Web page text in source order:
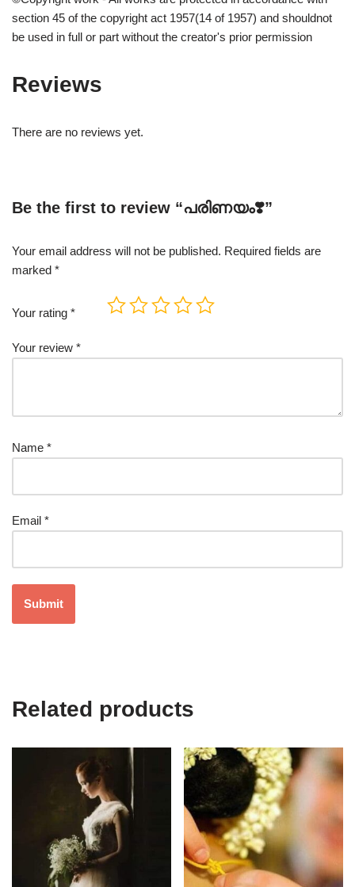
section 45 of the copyright act 1957(14 of 1957) and shouldnot
be used in full or part without the creator's prior permission
Reviews
There are no reviews yet.
Be the first to review “പരിണയം❣️”
Your email address will not be published. Required fields are
marked *
Your rating *
Your review *
Name *
Email *
Related products